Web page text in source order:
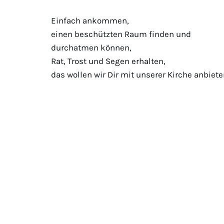
Einfach ankommen,
einen beschützten Raum finden und
durchatmen können,
Rat, Trost und Segen erhalten,
das wollen wir Dir mit unserer Kirche